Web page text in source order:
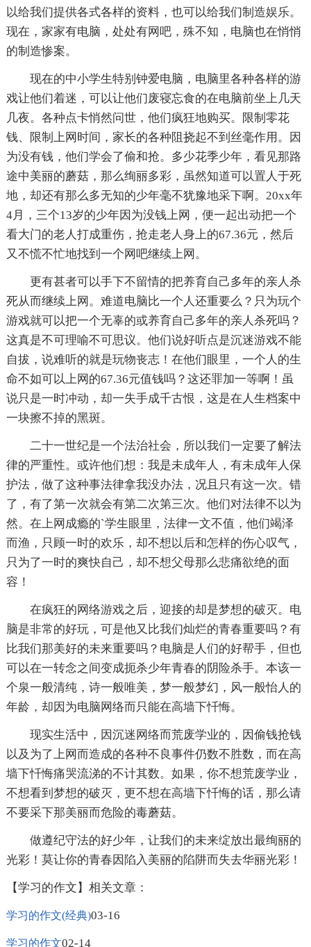
以给我们提供各式各样的资料，也可以给我们制造娱乐。
现在，家家有电脑，处处有网吧，殊不知，电脑也在悄悄
的制造惨案。
现在的中小学生特别钟爱电脑，电脑里各种各样的游
戏让他们着迷，可以让他们废寝忘食的在电脑前坐上几天
几夜。各种点卡悄然问世，他们疯狂地购买。限制零花
钱、限制上网时间，家长的各种阻挠起不到丝毫作用。因
为没有钱，他们学会了偷和抢。多少花季少年，看见那路
途中美丽的蘑菇，那么绚丽多彩，虽然知道可以置人于死
地，却还有那么多无知的少年毫不犹豫地采下啊。20xx年
4月，三个13岁的少年因为没钱上网，便一起出动把一个
看大门的老人打成重伤，抢走老人身上的67.36元，然后
又不慌不忙地找到一个网吧继续上网。
更有甚者可以手下不留情的把养育自己多年的亲人杀
死从而继续上网。难道电脑比一个人还重要么？只为玩个
游戏就可以把一个无辜的或养育自己多年的亲人杀死吗？
这真是不可理喻不可思议。他们说好听点是沉迷游戏不能
自拔，说难听的就是玩物丧志！在他们眼里，一个人的生
命不如可以上网的67.36元值钱吗？这还罪加一等啊！虽
说只是一时冲动，却一失手成千古恨，这是在人生档案中
一块擦不掉的黑斑。
二十一世纪是一个法治社会，所以我们一定要了解法
律的严重性。或许他们想：我是未成年人，有未成年人保
护法，做了这种事法律拿我没办法，况且只有这一次。错
了，有了第一次就会有第二次第三次。他们对法律不以为
然。在上网成瘾的`学生眼里，法律一文不值，他们竭泽
而渔，只顾一时的欢乐，却不想以后和怎样的伤心叹气，
只为了一时的爽快自己，却不想父母那么悲痛欲绝的面
容！
在疯狂的网络游戏之后，迎接的却是梦想的破灭。电
脑是非常的好玩，可是他又比我们灿烂的青春重要吗？有
比我们那美好的未来重要吗？电脑是人们的好帮手，但也
可以在一转念之间变成扼杀少年青春的阴险杀手。本该一
个泉一般清纯，诗一般唯美，梦一般梦幻，风一般怡人的
年龄，却因为电脑网络而只能在高墙下忏悔。
现实生活中，因沉迷网络而荒废学业的，因偷钱抢钱
以及为了上网而造成的各种不良事件仍数不胜数，而在高
墙下忏悔痛哭流涕的不计其数。如果，你不想荒废学业，
不想看到梦想的破灭，更不想在高墙下忏悔的话，那么请
不要采下那美丽而危险的毒蘑菇。
做遵纪守法的好少年，让我们的未来绽放出最绚丽的
光彩！莫让你的青春因陷入美丽的陷阱而失去华丽光彩！
【学习的作文】相关文章：
学习的作文(经典)03-16
学习的作文02-14